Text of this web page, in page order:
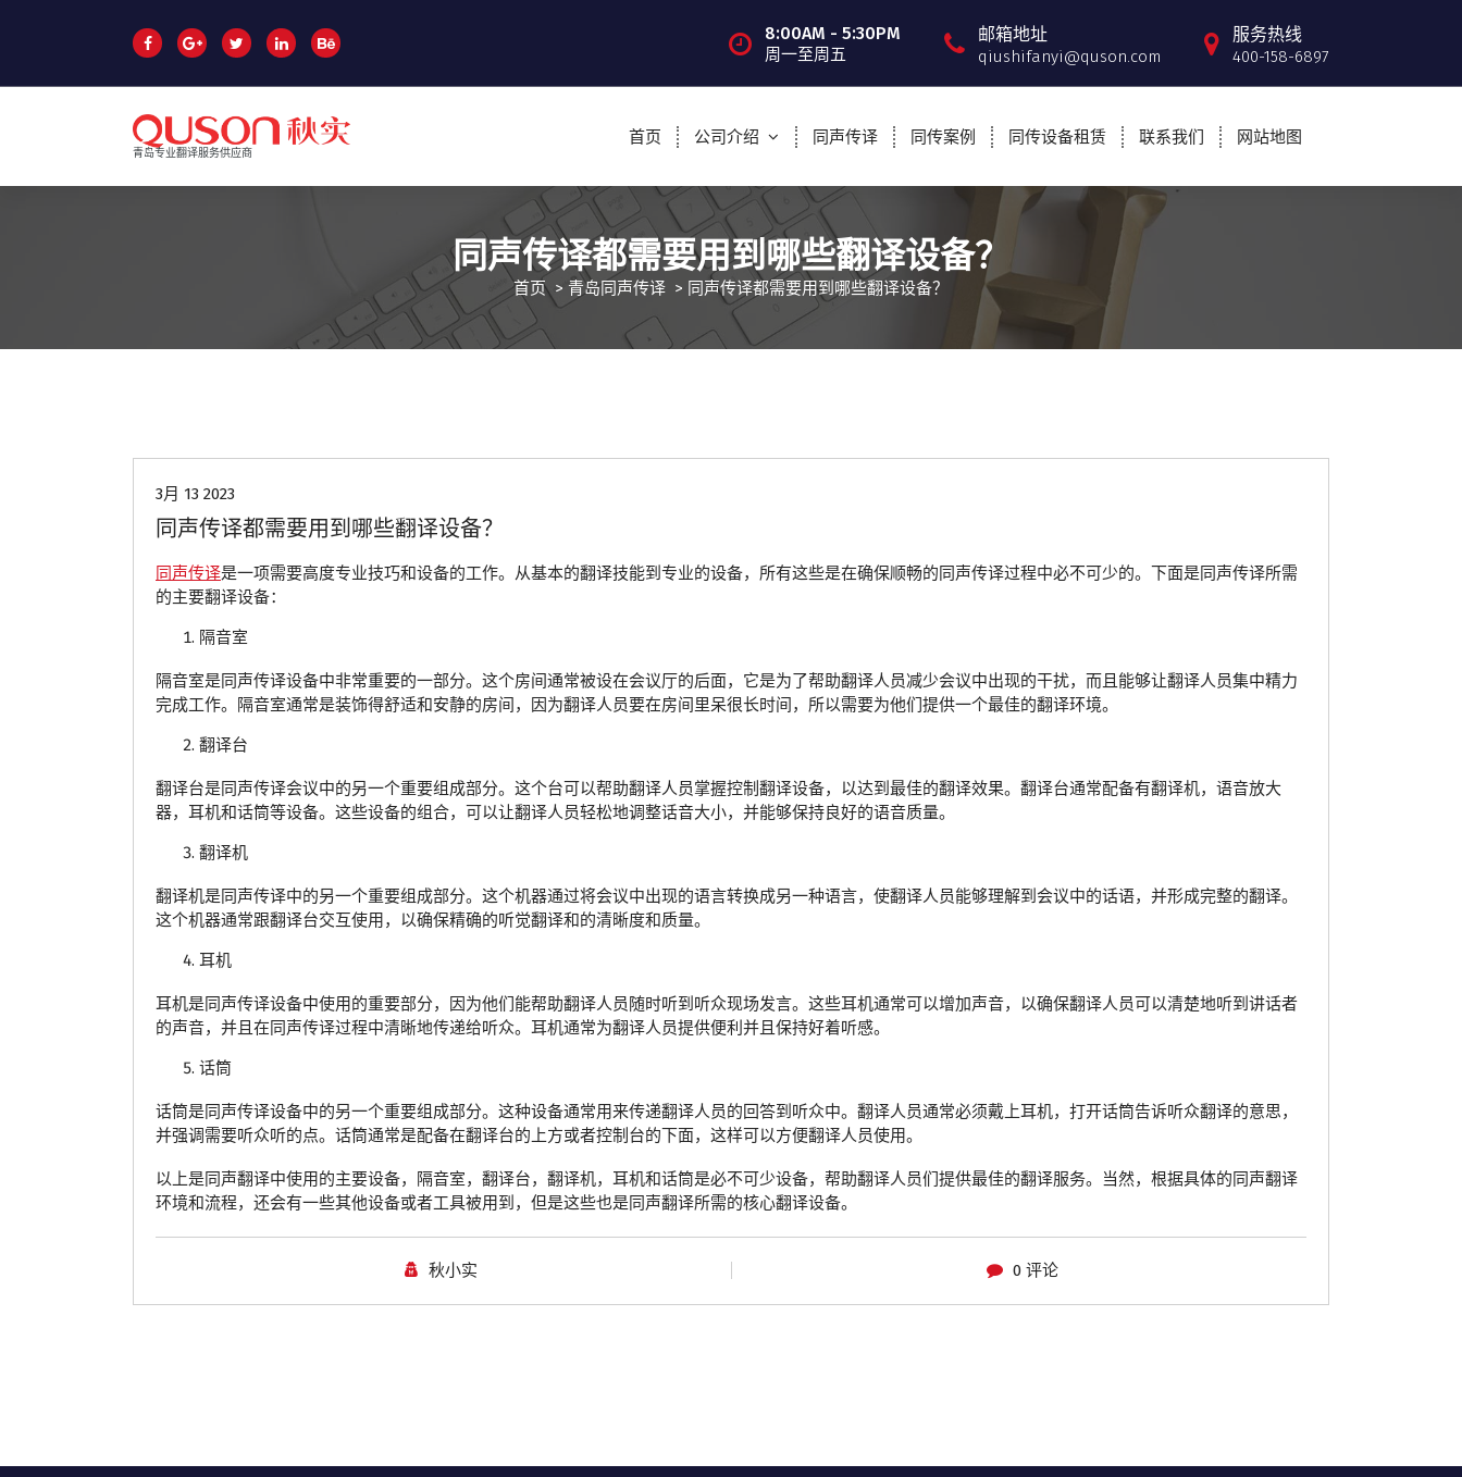
文
8:00AM - 5:30PM
周一至周五
邮箱地址
qiushifanyi@quson.com
服务热线
400-158-6897
青岛专业翻译服务供应商
首页 公司介绍 同声传译 同传案例 同传设备租赁 联系我们 网站地图
同声传译都需要用到哪些翻译设备？
首页> 青岛同声传译 > 同声传译都需要用到哪些翻译设备？
3月 13 2023
同声传译都需要用到哪些翻译设备？
同声传译是一项需要高度专业技巧和设备的工作。从基本的翻译技能到专业的设备，所有这些是在确保顺畅的同声传译过程中必不可少的。下面是同声传译所需
的主要翻译设备：
隔音室
隔音室是同声传译设备中非常重要的一部分。这个房间通常被设在会议厅的后面，它是为了帮助翻译人员减少会议中出现的干扰，而且能够让翻译人员集中精力
完成工作。隔音室通常是装饰得舒适和安静的房间，因为翻译人员要在房间里呆很长时间，所以需要为他们提供一个最佳的翻译环境。
翻译台
翻译台是同声传译会议中的另一个重要组成部分。这个台可以帮助翻译人员掌握控制翻译设备，以达到最佳的翻译效果。翻译台通常配备有翻译机，语音放大
器，耳机和话筒等设备。这些设备的组合，可以让翻译人员轻松地调整话音大小，并能够保持良好的语音质量。
翻译机
翻译机是同声传译中的另一个重要组成部分。这个机器通过将会议中出现的语言转换成另一种语言，使翻译人员能够理解到会议中的话语，并形成完整的翻译。
这个机器通常跟翻译台交互使用，以确保精确的听觉翻译和的清晰度和质量。
耳机
耳机是同声传译设备中使用的重要部分，因为他们能帮助翻译人员随时听到听众现场发言。这些耳机通常可以增加声音，以确保翻译人员可以清楚地听到讲话者
的声音，并且在同声传译过程中清晰地传递给听众。耳机通常为翻译人员提供便利并且保持好着听感。
话筒
话筒是同声传译设备中的另一个重要组成部分。这种设备通常用来传递翻译人员的回答到听众中。翻译人员通常必须戴上耳机，打开话筒告诉听众翻译的意思，
并强调需要听众听的点。话筒通常是配备在翻译台的上方或者控制台的下面，这样可以方便翻译人员使用。
以上是同声翻译中使用的主要设备，隔音室，翻译台，翻译机，耳机和话筒是必不可少设备，帮助翻译人员们提供最佳的翻译服务。当然，根据具体的同声翻译
环境和流程，还会有一些其他设备或者工具被用到，但是这些也是同声翻译所需的核心翻译设备。
秋小实 0 评论